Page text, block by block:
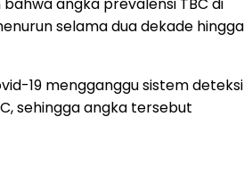
angka prevalensi TBC di
selama dua dekade hingga
19 mengganggu sistem deteksi
sehingga angka tersebut